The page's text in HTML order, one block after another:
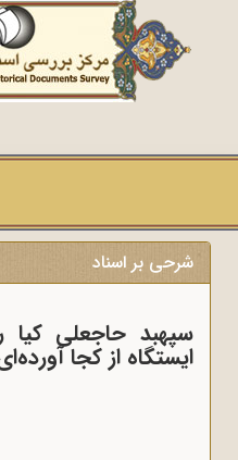
شرحی بر اسناد
سپهبد حاجعلی
ایستگاه از کجا